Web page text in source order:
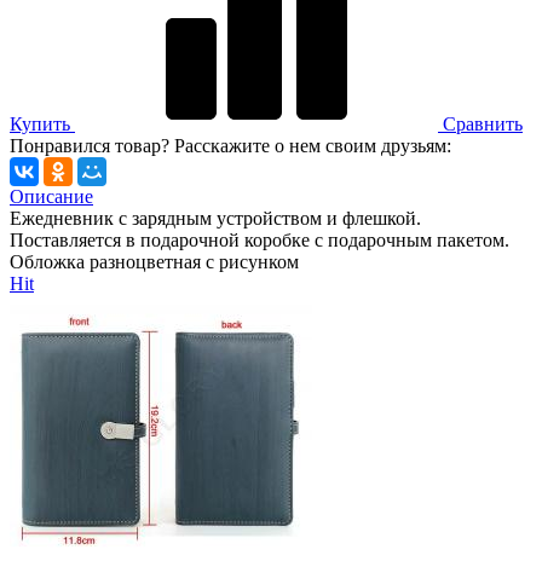
Купить
Сравнить
Понравился товар? Расскажите о нем своим друзьям:
Описание
Ежедневник с зарядным устройством и флешкой.
Поставляется в подарочной коробке с подарочным пакетом.
Обложка разноцветная с рисунком
Hit